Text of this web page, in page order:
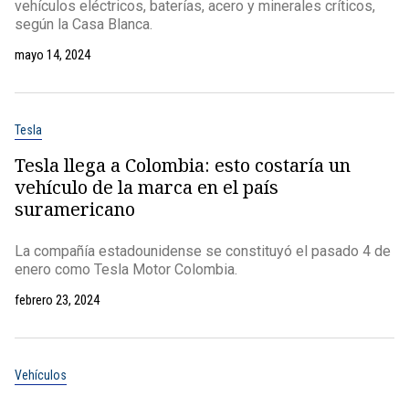
vehículos eléctricos, baterías, acero y minerales críticos,
según la Casa Blanca.
mayo 14, 2024
Tesla
Tesla llega a Colombia: esto costaría un
vehículo de la marca en el país
suramericano
La compañía estadounidense se constituyó el pasado 4 de
enero como Tesla Motor Colombia.
febrero 23, 2024
Vehículos